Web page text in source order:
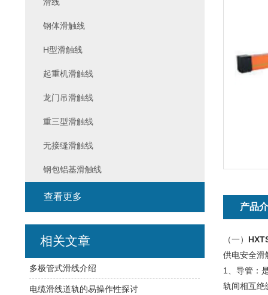
产品
（一）
供电安全滑
1、导管：
轨间相互绝
钢体滑触线
H型滑触线
起重机滑触线
龙门吊滑触线
重三型滑触线
无接缝滑触线
钢包铝基滑触线
查看更多
相关文章
​多极管式滑线介绍
电缆滑线道轨的易操作性探讨